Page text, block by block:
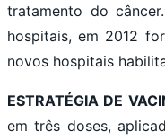
tratamento do
hospitais, em 2012
novos hospitais
ESTRATÉGIA DE
em três doses,